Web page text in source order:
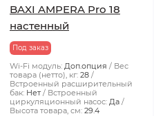
BAXI AMPERA Pro 18
настенный
Под заказ
Wi-Fi модуль: Доп.опция
Вес
товара (нетто), кг: 28
Встроенный расширительный
бак: Нет
Встроенный
циркуляционный насос: Да
Высота товара, см: 29.4